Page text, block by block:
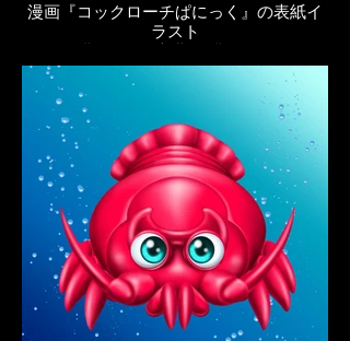
漫画『コックローチぱにっく』の表紙イ
ラスト
漫画を描き始めた初期に描いたものです
が、リメイクしようと表紙だけ描いてそ
のままになっている作品ですｗ